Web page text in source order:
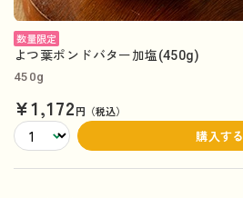
数量限定
よつ葉ポンドバター加塩(450g)
450g
¥1,172円（税込）
購入する